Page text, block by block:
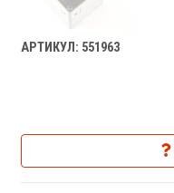
АРТИКУЛ: 551963